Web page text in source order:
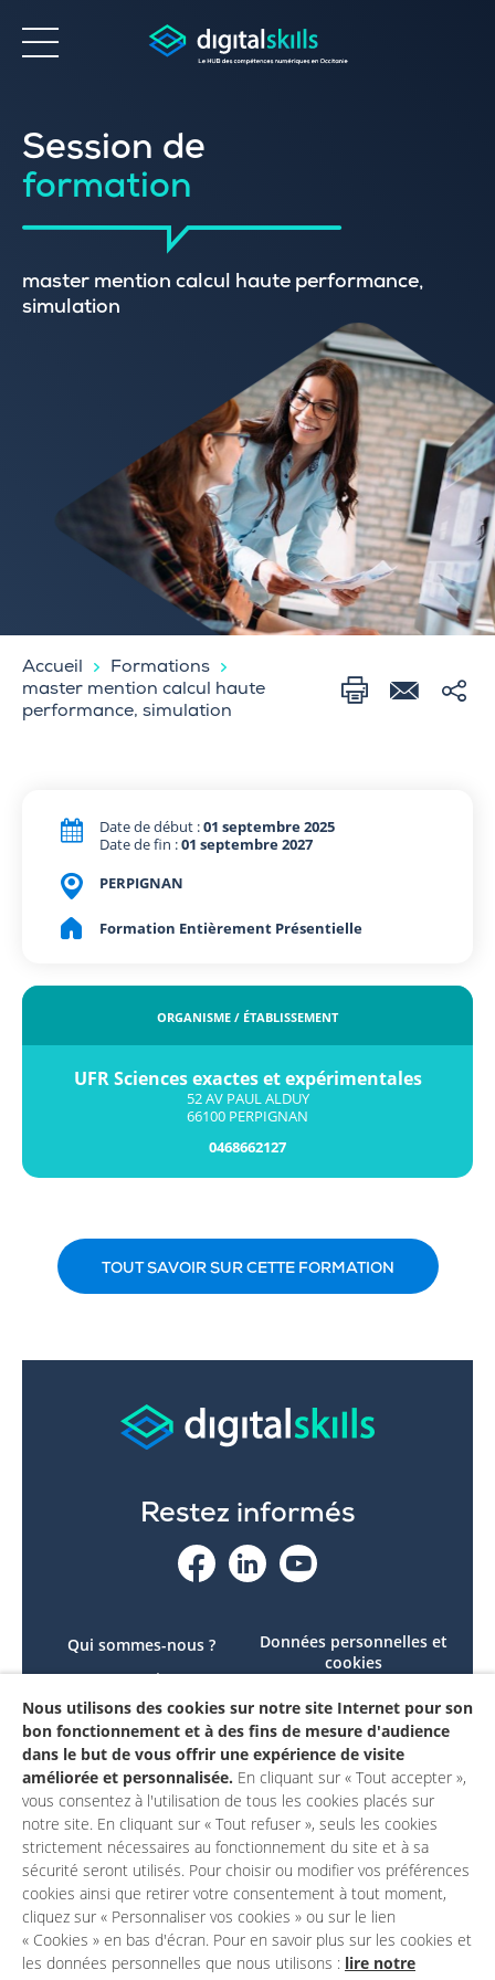
Accessibilité
Session de
formation
master mention calcul haute performance,
simulation
Accueil
Formations
master mention calcul haute
performance, simulation
Date de début :01 septembre 2025
Date de fin :01 septembre 2027
PERPIGNAN
Formation Entièrement Présentielle
ORGANISME / ÉTABLISSEMENT
UFR Sciences exactes et expérimentales
52 AV PAUL ALDUY
66100 PERPIGNAN
0468662127
TOUT SAVOIR SUR CETTE FORMATION
Restez informés
Qui sommes-nous ?
Le projet
Contactez-nous
Mon compte
Données personnelles et
cookies
conforme
Mentions légales
Nous utilisons des cookies sur notre site Internet pour son
bon fonctionnement et à des fins de mesure d'audience
dans le but de vous offrir une expérience de visite
améliorée et personnalisée. En cliquant sur « Tout accepter »,
vous consentez à l'utilisation de tous les cookies placés sur
notre site. En cliquant sur « Tout refuser », seuls les cookies
strictement nécessaires au fonctionnement du site et à sa
sécurité seront utilisés. Pour choisir ou modifier vos préférences
cookies ainsi que retirer votre consentement à tout moment,
cliquez sur « Personnaliser vos cookies » ou sur le lien
« Cookies » en bas d'écran. Pour en savoir plus sur les cookies et
les données personnelles que nous utilisons : lire notre